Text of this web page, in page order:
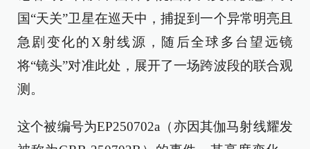
国“天关”卫星在巡天中，捕捉到一个异常明亮且
急剧变化的X射线源，随后全球多台望远镜
将“镜头”对准此处，展开了一场跨波段的联合观
测。
这个被编号为EP250702a（亦因其伽马射线耀发